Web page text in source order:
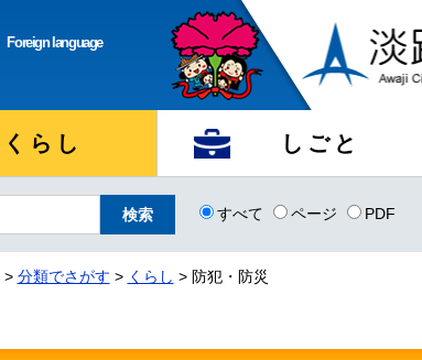
Foreign language
くらし しごと
すべて ページ PDF
> 分類でさがす > くらし > 防犯・防災